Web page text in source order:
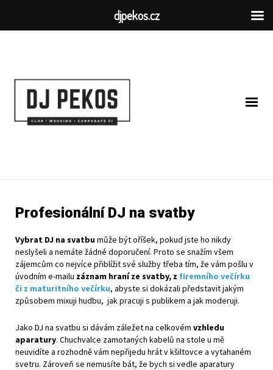
Profesionální DJ na svatby
Vybrat DJ na svatbumůže být oříšek, pokud jste ho nikdy
neslyšeli a nemáte žádné doporučení. Proto se snažím všem
zájemcům co nejvíce přiblížit své služby třeba tím, že vám pošlu v
úvodním e-mailu záznam hraní ze svatby, z firemního večírku
či z maturitního večírku, abyste si dokázali představit jakým
způsobem mixuji hudbu, jak pracuji s publikem a jak moderuji.
Jako DJ na svatbu si dávám záležet na celkovém vzhledu
aparatury. Chuchvalce zamotaných kabelů na stole u mě
neuvidíte a rozhodně vám nepřijedu hrát v kšiltovce a vytahaném
svetru. Zároveň se nemusíte bát, že bych si vedle aparatury
djpekos.cz